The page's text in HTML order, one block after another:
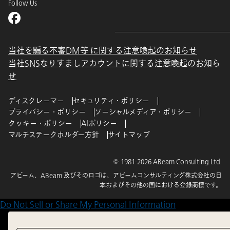
Follow Us
当社を騙る不審DM等 に関する注意喚起のお知らせ
当社SNSなりすましアカウントに関する注意喚起のお知ら
せ
ディスクレーマー
セキュリティ・ポリシー
プライバシー・ポリシー
ソーシャルメディア・ポリシー
クッキー・ポリシー
AIポリシー
マルチステークホルダー方針
サイトマップ
© 1981-2026 ABeam Consulting Ltd.
アビーム、ABeam 及びそのロゴは、アビームコンサルティング株式会社の日
本およびその他の国における登録商標です。
Do Not Sell or Share My Personal Information